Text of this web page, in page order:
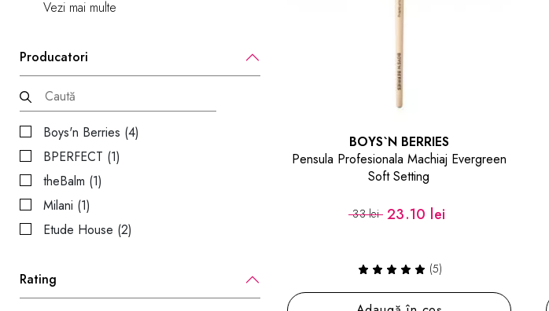
Vezi mai multe
Producatori
Boys'n Berries (4)
BPERFECT (1)
theBalm (1)
Milani (1)
Etude House (2)
Rating
BOYS`N BERRIES
Pensula Profesionala Machiaj Evergreen
Soft Setting
33 lei 23.10 lei
(5)